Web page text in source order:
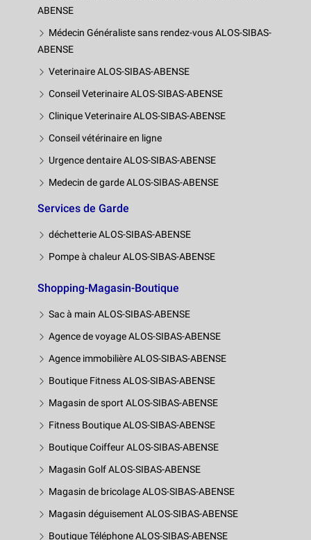
ABENSE
Médecin Généraliste sans rendez-vous ALOS-SIBAS-
ABENSE
Veterinaire ALOS-SIBAS-ABENSE
Conseil Veterinaire ALOS-SIBAS-ABENSE
Clinique Veterinaire ALOS-SIBAS-ABENSE
Conseil vétérinaire en ligne
Urgence dentaire ALOS-SIBAS-ABENSE
Medecin de garde ALOS-SIBAS-ABENSE
Services de Garde
déchetterie ALOS-SIBAS-ABENSE
Pompe à chaleur ALOS-SIBAS-ABENSE
Shopping-Magasin-Boutique
Sac à main ALOS-SIBAS-ABENSE
Agence de voyage ALOS-SIBAS-ABENSE
Agence immobilière ALOS-SIBAS-ABENSE
Boutique Fitness ALOS-SIBAS-ABENSE
Magasin de sport ALOS-SIBAS-ABENSE
Fitness Boutique ALOS-SIBAS-ABENSE
Boutique Coiffeur ALOS-SIBAS-ABENSE
Magasin Golf ALOS-SIBAS-ABENSE
Magasin de bricolage ALOS-SIBAS-ABENSE
Magasin déguisement ALOS-SIBAS-ABENSE
Boutique Téléphone ALOS-SIBAS-ABENSE